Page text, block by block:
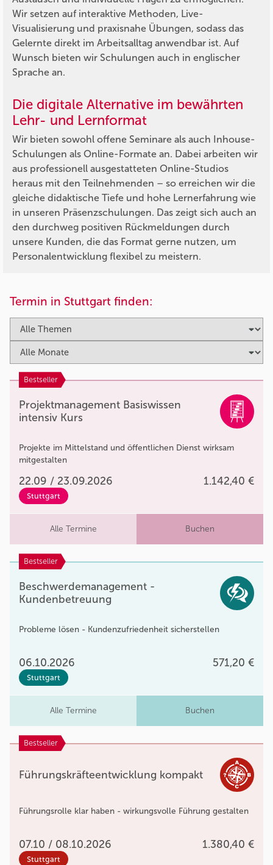
Wir setzen auf interaktive Methoden, Live-
Visualisierung und praxisnahe Übungen, sodass das
Gelernte direkt im Arbeitsalltag anwendbar ist. Auf
Wunsch bieten wir Schulungen auch in englischer
Sprache an.
Die digitale Alternative im bewährten
Lehr- und Lernformat
Wir bieten sowohl offene Seminare als auch Inhouse-
Schulungen als Online-Formate an. Dabei arbeiten wir
aus professionell ausgestatteten Online-Studios
heraus mit den Teilnehmenden – so erreichen wir die
gleiche didaktische Tiefe und hohe Lernerfahrung wie
in unseren Präsenzschulungen. Das zeigt sich auch an
den durchweg positiven Rückmeldungen durch
unsere Kunden, die das Format gerne nutzen, um
Personalentwicklung flexibel zu meistern.
Termin in Stuttgart finden:
Bestseller
Projektmanagement Basiswissen
intensiv Kurs
Projekte im Mittelstand und öffentlichen Dienst wirksam
mitgestalten
22.09 / 23.09.2026 1.142,40 €
Stuttgart
Alle Termine Buchen
Bestseller
Beschwerdemanagement -
Kundenbetreuung
Probleme lösen - Kundenzufriedenheit sicherstellen
06.10.2026 571,20 €
Stuttgart
Alle Termine Buchen
Bestseller
Führungskräfteentwicklung kompakt
Führungsrolle klar haben - wirkungsvolle Führung gestalten
07.10 / 08.10.2026 1.380,40 €
Stuttgart